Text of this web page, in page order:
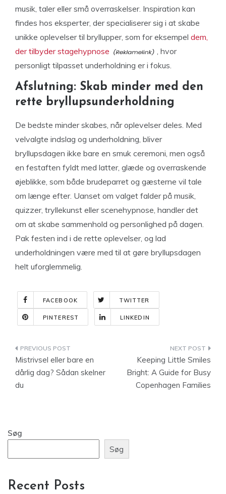
musik, taler eller små overraskelser. Inspiration kan
findes hos eksperter, der specialiserer sig i at skabe
unikke oplevelser til bryllupper, som for eksempel dem,
der tilbyder stagehypnose
, hvor
personligt tilpasset underholdning er i fokus.
Afslutning: Skab minder med den
rette bryllupsunderholdning
De bedste minder skabes, når oplevelser deles. Med
velvalgte indslag og underholdning, bliver
bryllupsdagen ikke bare en smuk ceremoni, men også
en festaften fyldt med latter, glæde og overraskende
øjeblikke, som både brudeparret og gæsterne vil tale
om længe efter. Uanset om valget falder på musik,
quizzer, tryllekunst eller scenehypnose, handler det
om at skabe sammenhold og personlighed på dagen.
Pak festen ind i de rette oplevelser, og lad
underholdningen være med til at gøre bryllupsdagen
helt uforglemmelig.
FACEBOOK TWITTER
PINTEREST LINKEDIN
Indlægsnavigation
Mistrivsel eller bare en
dårlig dag? Sådan skelner
du
Keeping Little Smiles
Bright: A Guide for Busy
Copenhagen Families
Søg
Søg
Recent Posts